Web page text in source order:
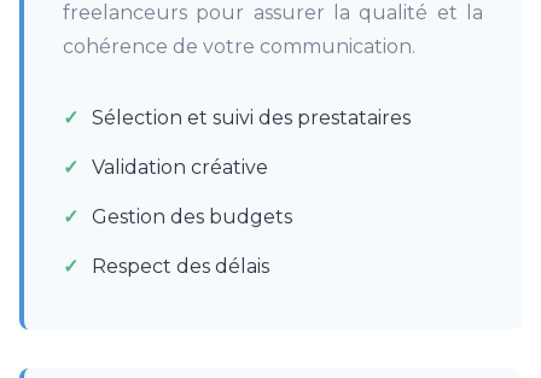
freelanceurs pour assurer la qualité et la
cohérence de votre communication.
Sélection et suivi des prestataires
Validation créative
Gestion des budgets
Respect des délais